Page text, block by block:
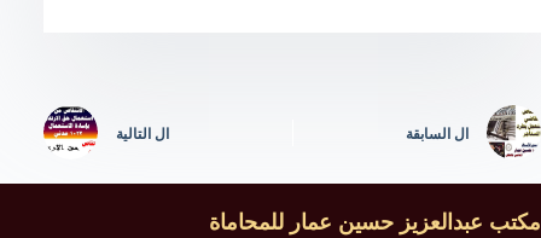
ال السابقة ال التالية
مكتب عبدالعزيز حسين عمار للمحاماة